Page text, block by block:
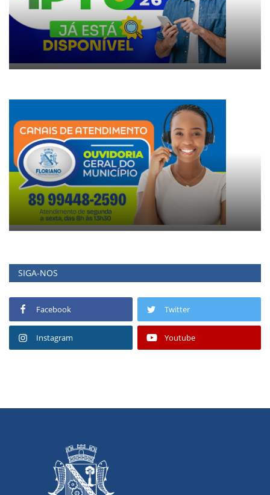
SIGA-NOS
Facebook Twitter
Instagram Youtube